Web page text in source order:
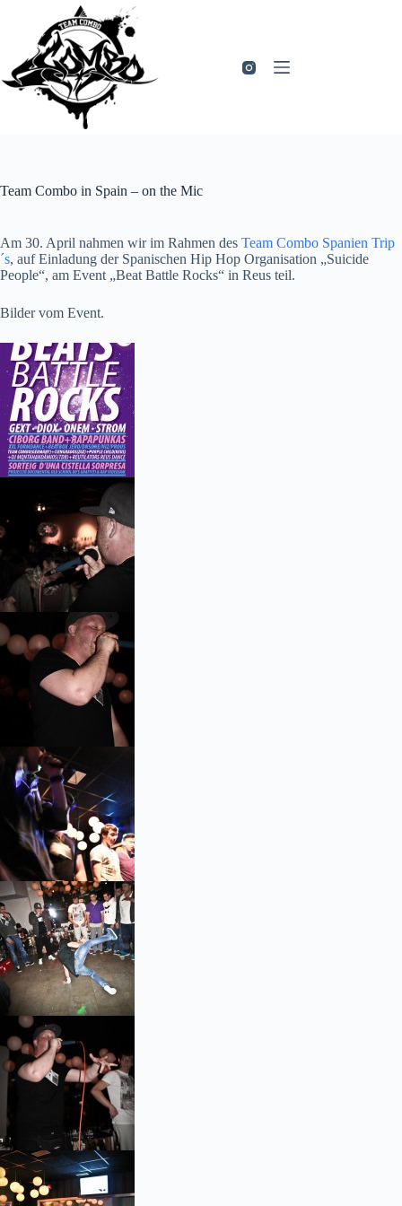
springen
Team Combo in Spain – on the Mic
Am 30. April nahmen wir im Rahmen des Team Combo Spanien Trip
´s, auf Einladung der Spanischen Hip Hop Organisation „Suicide
People“, am Event „Beat Battle Rocks“ in Reus teil.
Bilder vom Event.